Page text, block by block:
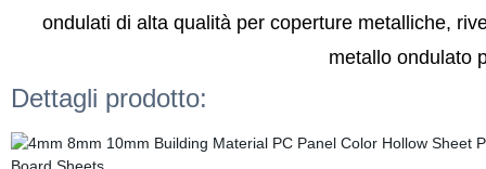
ondulati di alta qualità per coperture metalliche,
metallo ondulato
Dettagli prodotto: